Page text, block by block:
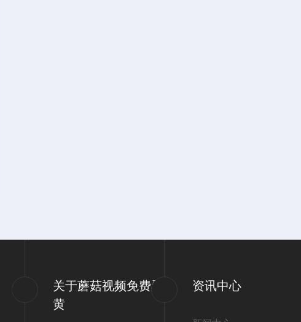
关于蘑菇视频免费看
黄
资讯中心